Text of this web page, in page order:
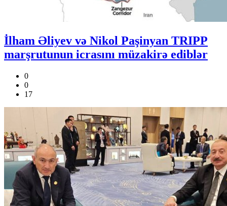
İlham Əliyev və Nikol Paşinyan TRIPP
marşrutunun icrasını müzakirə ediblər
0
0
17